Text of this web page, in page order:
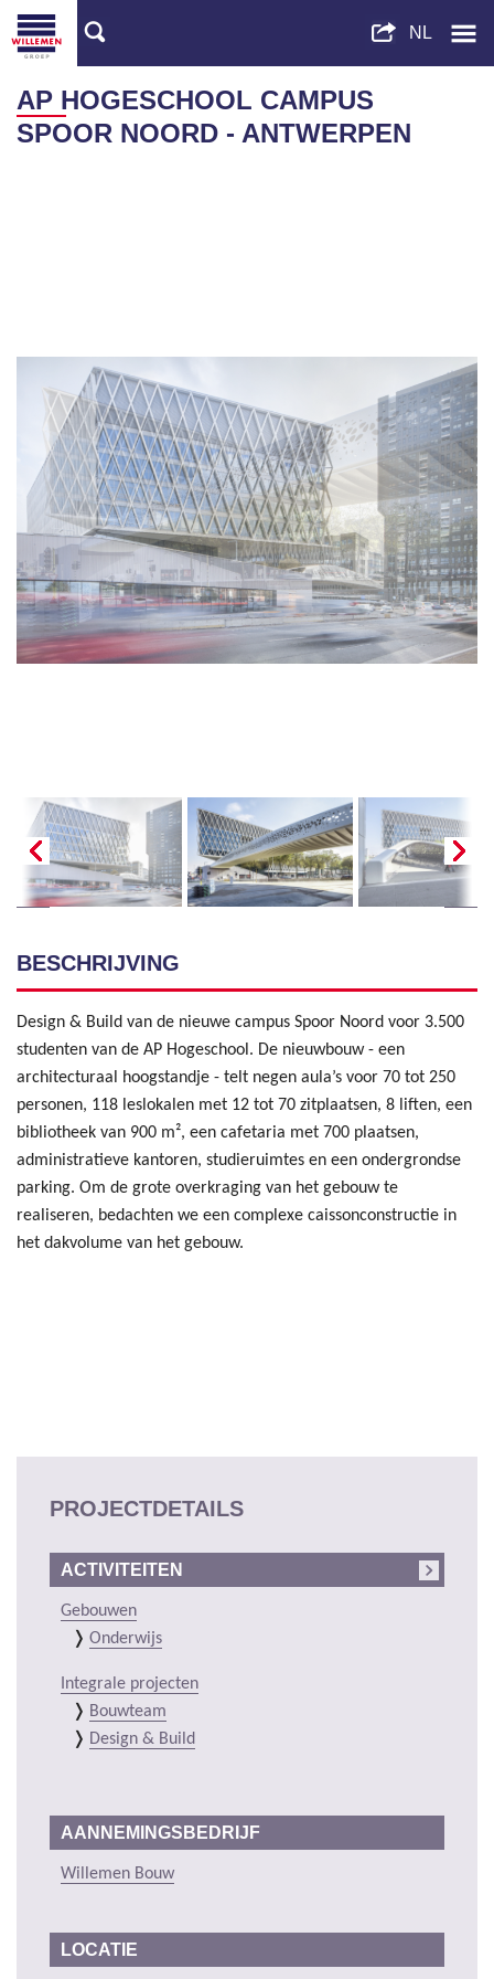
AP HOGESCHOOL CAMPUS
SPOOR NOORD - ANTWERPEN
BESCHRIJVING
Design & Build van de nieuwe campus Spoor Noord voor 3.500
studenten van de AP Hogeschool. De nieuwbouw - een
architecturaal hoogstandje - telt negen aula’s voor 70 tot 250
personen, 118 leslokalen met 12 tot 70 zitplaatsen, 8 liften, een
bibliotheek van 900 m², een cafetaria met 700 plaatsen,
administratieve kantoren, studieruimtes en een ondergrondse
parking. Om de grote overkraging van het gebouw te
realiseren, bedachten we een complexe caissonconstructie in
het dakvolume van het gebouw.
PROJECTDETAILS
ACTIVITEITEN
Gebouwen
Onderwijs
Integrale projecten
Bouwteam
Design & Build
AANNEMINGSBEDRIJF
Willemen Bouw
LOCATIE